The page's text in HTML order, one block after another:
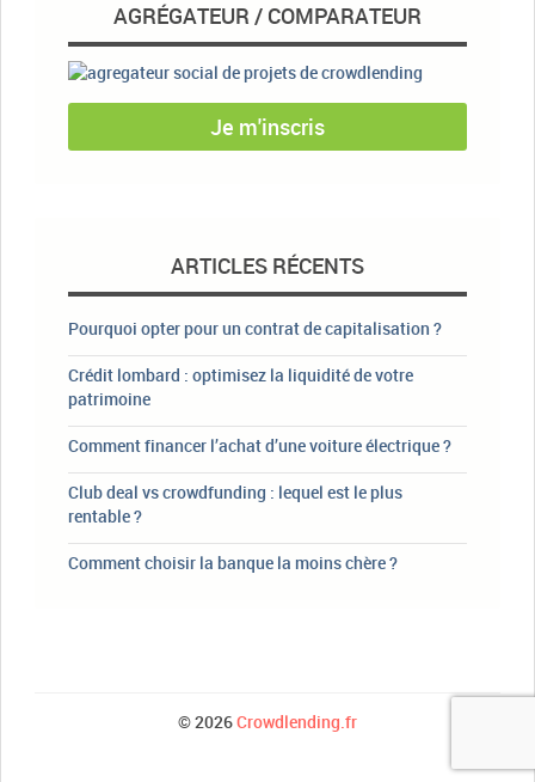
AGRÉGATEUR / COMPARATEUR
Je m'inscris
ARTICLES RÉCENTS
Pourquoi opter pour un contrat de capitalisation ?
Crédit lombard : optimisez la liquidité de votre
patrimoine
Comment financer l’achat d’une voiture électrique ?
Club deal vs crowdfunding : lequel est le plus
rentable ?
Comment choisir la banque la moins chère ?
© 2026Crowdlending.fr